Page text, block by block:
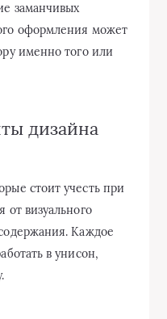
заманчивых
оформления может
именно того или
дизайна
стоит учесть при
от визуального
Каждое
в унисон,